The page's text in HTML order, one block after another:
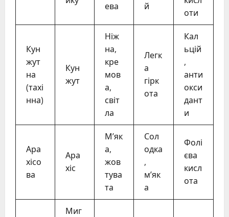
ева
й
оти
Кун
жут
на
(тахі
нна)
Кун
жут
Ніж
на,
кре
мов
а,
світ
ла
Легк
а
гірк
ота
Кал
ьцій
,
анти
окси
дант
и
Ара
хісо
ва
Ара
хіс
М’як
а,
жов
тува
та
Сол
одка
,
м’як
а
Фолі
єва
кисл
ота
Миг